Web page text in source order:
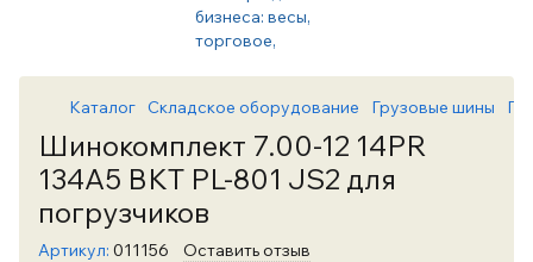
Каталог Складское оборудование Грузовые шины
Шинокомплект 7.00-12 14PR
134A5 BKT PL-801 JS2 для
погрузчиков
Артикул: 011156 Оставить отзыв